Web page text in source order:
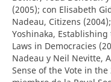
(2005); con Elisabeth
Nadeau, Citizens
Yoshinaka,
Laws in Democracies
Nadeau y Neil Nevitte,
Sense of the Vote in the